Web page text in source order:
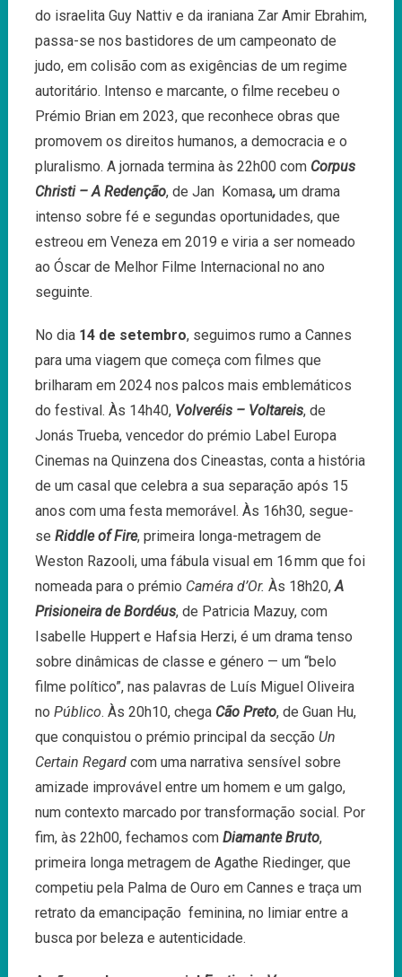
do israelita Guy Nattiv e da iraniana Zar Amir Ebrahim,
passa-se nos bastidores de um campeonato de
judo, em colisão com as exigências de um regime
autoritário. Intenso e marcante, o filme recebeu o
Prémio Brian em 2023, que reconhece obras que
promovem os direitos humanos, a democracia e o
pluralismo. A jornada termina às 22h00 com Corpus
Christi – A Redenção, de Jan Komasa, um drama
intenso sobre fé e segundas oportunidades, que
estreou em Veneza em 2019 e viria a ser nomeado
ao Óscar de Melhor Filme Internacional no ano
seguinte.
No dia 14 de setembro, seguimos rumo a Cannes
para uma viagem que começa com filmes que
brilharam em 2024 nos palcos mais emblemáticos
do festival. Às 14h40, Volveréis – Voltareis, de
Jonás Trueba, vencedor do prémio Label Europa
Cinemas na Quinzena dos Cineastas, conta a história
de um casal que celebra a sua separação após 15
anos com uma festa memorável. Às 16h30, segue-
se Riddle of Fire, primeira longa-metragem de
Weston Razooli, uma fábula visual em 16 mm que foi
nomeada para o prémio Caméra d’Or. Às 18h20, A
Prisioneira de Bordéus, de Patricia Mazuy, com
Isabelle Huppert e Hafsia Herzi, é um drama tenso
sobre dinâmicas de classe e género — um “belo
filme político”, nas palavras de Luís Miguel Oliveira
no Público. Às 20h10, chega Cão Preto, de Guan Hu,
que conquistou o prémio principal da secção Un
Certain Regard com uma narrativa sensível sobre
amizade improvável entre um homem e um galgo,
num contexto marcado por transformação social. Por
fim, às 22h00, fechamos com Diamante Bruto,
primeira longa metragem de Agathe Riedinger, que
competiu pela Palma de Ouro em Cannes e traça um
retrato da emancipação feminina, no limiar entre a
busca por beleza e autenticidade.